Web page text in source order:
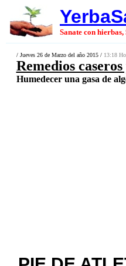
Sanate con
/ Jueves 26 de Marzo del año 2015 / 13:18
Remedios
Humedecer una gasa de